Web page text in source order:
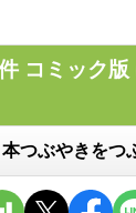
コミック
本つぶやきをつ